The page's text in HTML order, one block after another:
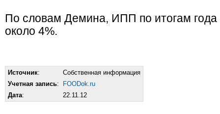
По словам Демина, ИПП по итогам года
около 4%.
Источник:
Собственная информация
Учетная запись:
FOODok.ru
Дата: 22.11.12